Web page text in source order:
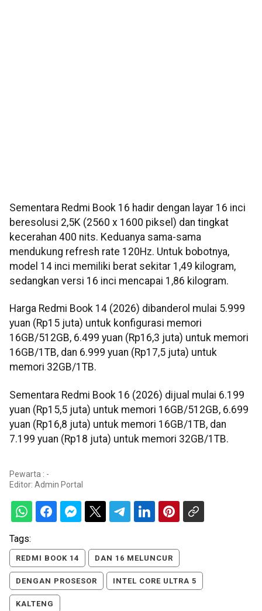
Sementara Redmi Book 16 hadir dengan layar 16 inci
beresolusi 2,5K (2560 x 1600 piksel) dan tingkat
kecerahan 400 nits. Keduanya sama-sama
mendukung refresh rate 120Hz. Untuk bobotnya,
model 14 inci memiliki berat sekitar 1,49 kilogram,
sedangkan versi 16 inci mencapai 1,86 kilogram.
Harga Redmi Book 14 (2026) dibanderol mulai 5.999
yuan (Rp15 juta) untuk konfigurasi memori
16GB/512GB, 6.499 yuan (Rp16,3 juta) untuk memori
16GB/1TB, dan 6.999 yuan (Rp17,5 juta) untuk
memori 32GB/1TB.
Sementara Redmi Book 16 (2026) dijual mulai 6.199
yuan (Rp15,5 juta) untuk memori 16GB/512GB, 6.699
yuan (Rp16,8 juta) untuk memori 16GB/1TB, dan
7.199 yuan (Rp18 juta) untuk memori 32GB/1TB.
Pewarta : -
Editor: Admin Portal
Tags:
REDMI BOOK 14 DAN 16 MELUNCUR
DENGAN PROSESOR INTEL CORE ULTRA 5
KALTENG